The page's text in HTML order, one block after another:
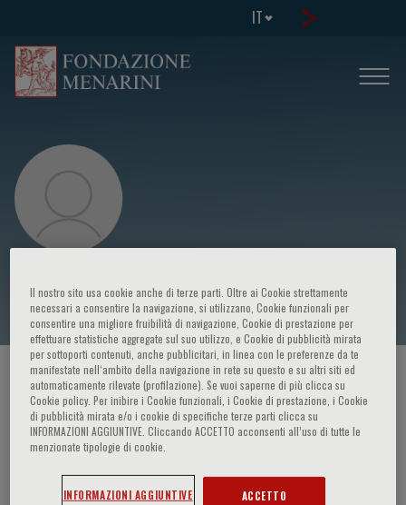
IT
Arshid Azarine
HOME PAGE / CORSI ED EVENTI / RELATORE
Arshid Azarine
Il nostro sito usa cookie anche di terze parti. Oltre ai Cookie strettamente
necessari a consentire la navigazione, si utilizzano, Cookie funzionali per
consentire una migliore fruibilità di navigazione, Cookie di prestazione per
effettuare statistiche aggregate sul suo utilizzo, e Cookie di pubblicità mirata
per sottoporti contenuti, anche pubblicitari, in linea con le preferenze da te
manifestate nell‘ambito della navigazione in rete su questo e su altri siti ed
automaticamente rilevate (profilazione). Se vuoi saperne di più clicca su
Cookie policy. Per inibire i Cookie funzionali, i Cookie di prestazione, i Cookie
di pubblicità mirata e/o i cookie di specifiche terze parti clicca su
INFORMAZIONI AGGIUNTIVE. Cliccando ACCETTO acconsenti all’uso di tutte le
menzionate tipologie di cookie.
INFORMAZIONI AGGIUNTIVE ACCETTO